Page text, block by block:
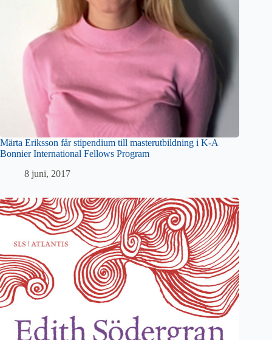
Märta Eriksson får stipendium till masterutbildning i K-A
Bonnier International Fellows Program
8 juni, 2017